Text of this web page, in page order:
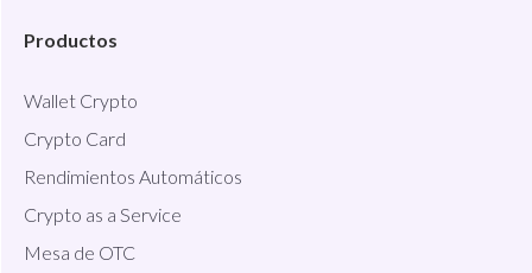
Productos
Wallet Crypto
Crypto Card
Rendimientos Automáticos
Crypto as a Service
Mesa de OTC